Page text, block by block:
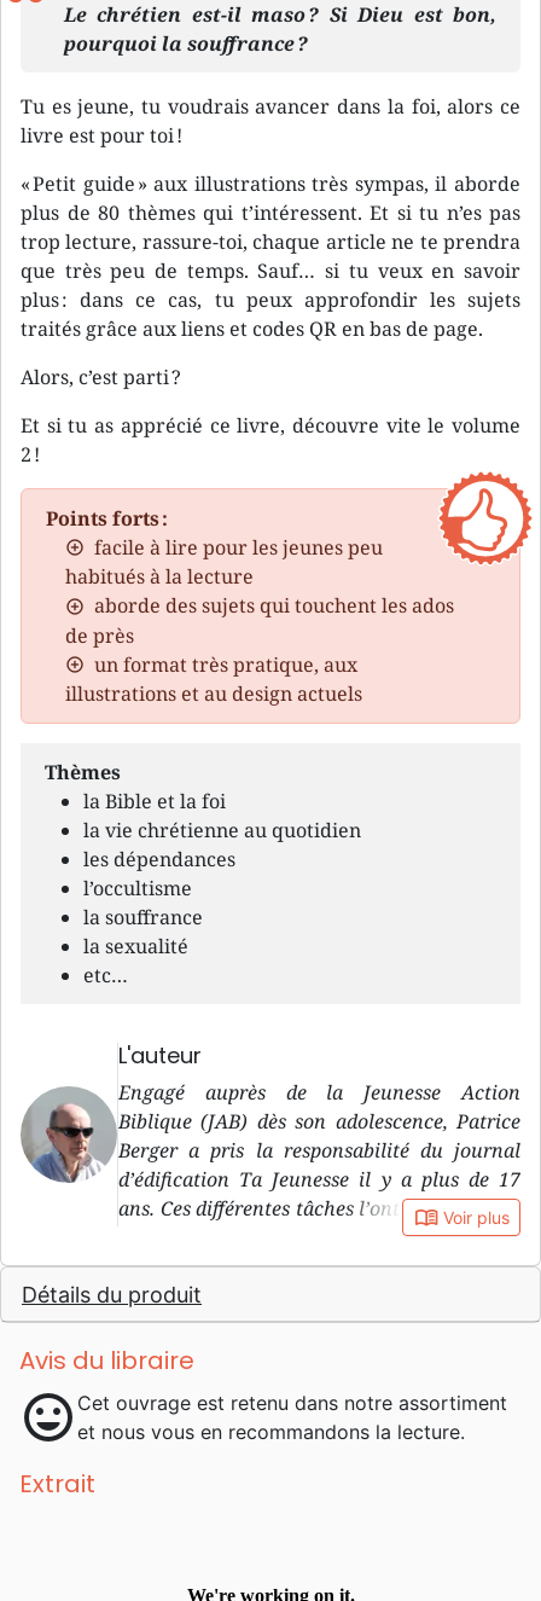
Le chrétien est-il maso ? Si Dieu est bon,
pourquoi la souffrance ?
Tu es jeune, tu voudrais avancer dans la foi, alors ce
livre est pour toi !
« Petit guide » aux illustrations très sympas, il aborde
plus de 80 thèmes qui t’intéressent. Et si tu n’es pas
trop lecture, rassure-toi, chaque article ne te prendra
que très peu de temps. Sauf… si tu veux en savoir
plus : dans ce cas, tu peux approfondir les sujets
traités grâce aux liens et codes QR en bas de page.
Alors, c’est parti ?
Et si tu as apprécié ce livre, découvre vite le volume
2 !
Points forts :
facile à lire pour les jeunes peu
habitués à la lecture
aborde des sujets qui touchent les ados
de près
un format très pratique, aux
illustrations et au design actuels
Thèmes
la Bible et la foi
la vie chrétienne au quotidien
les dépendances
l’occultisme
la souffrance
la sexualité
etc…
L'auteur
Engagé auprès de la Jeunesse Action
Biblique (JAB) dès son adolescence, Patrice
Berger a pris la responsabilité du journal
d’édification Ta Jeunesse il y a plus de 17
ans. Ces différentes tâches l’ont conduit à un
service pastoral à plein temps en
francophonie, dans lequel il est actif depuis
15 ans.
book_open Voir plus
Détails du produit
Avis du libraire
mood Cet ouvrage est retenu dans notre assortiment
et nous vous en recommandons la lecture.
Extrait